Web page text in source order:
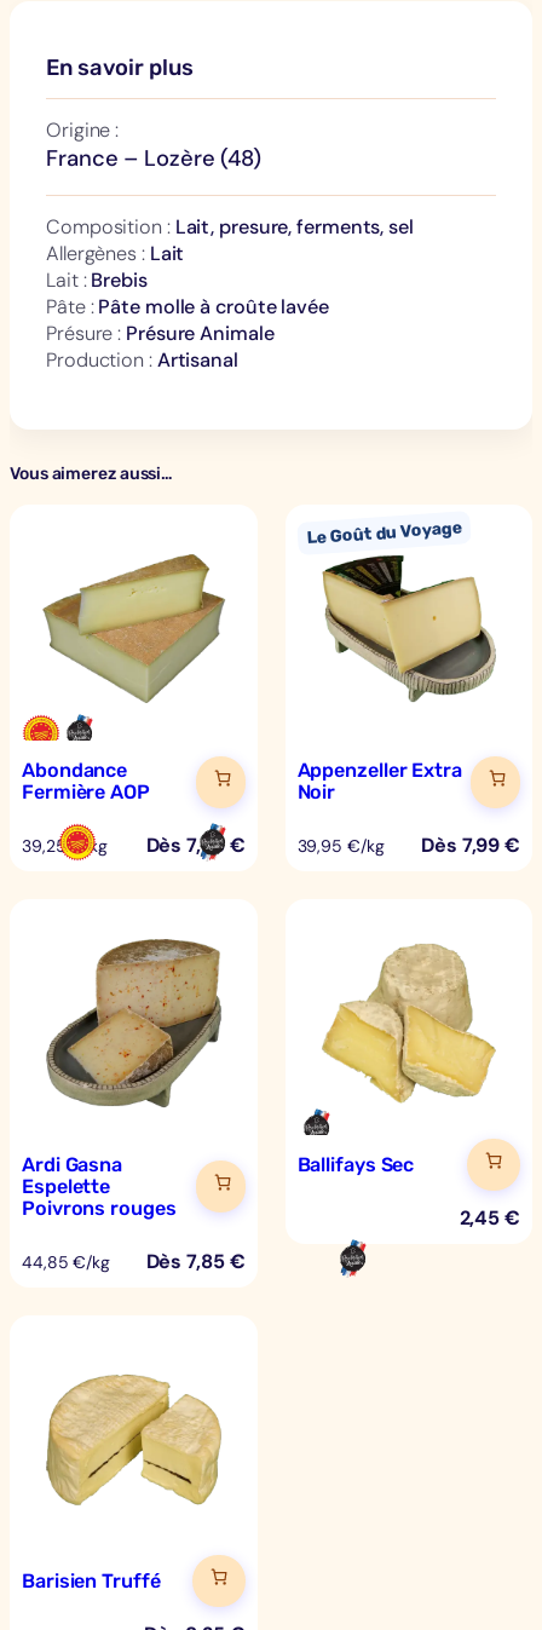
En savoir plus
Origine :
France – Lozère (48)
Composition : Lait, presure, ferments, sel
Allergènes : Lait
Lait : Brebis
Pâte : Pâte molle à croûte lavée
Présure : Présure Animale
Production :Artisanal
Vous aimerez aussi…
Abondance
Fermière AOP
39,25 €/kg Dès7,85€
Appenzeller Extra
Noir
39,95 €/kg Dès 7,99€
Ardi Gasna
Espelette
Poivrons rouges
44,85 €/kg Dès7,85€
Ballifays Sec
2,45€
Barisien Truffé